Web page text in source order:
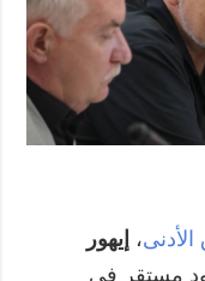
، إيهور
مستقر في